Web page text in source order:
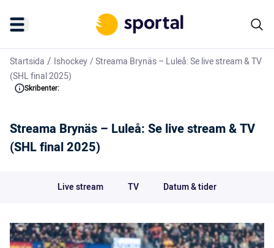
Startsida / Ishockey/Streama Brynäs – Luleå: Se live stream & TV
(SHL final 2025)
Skribenter:
Streama Brynäs – Luleå: Se live stream & TV
(SHL final 2025)
Live stream TV Datum & tider